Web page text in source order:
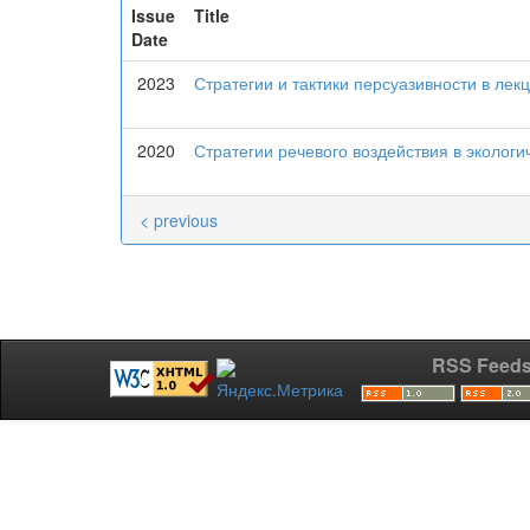
Issue
Date
Title
2023 Стратегии и тактики персуазивности в
2020
Стратегии речевого воздействия в
< previous
RSS